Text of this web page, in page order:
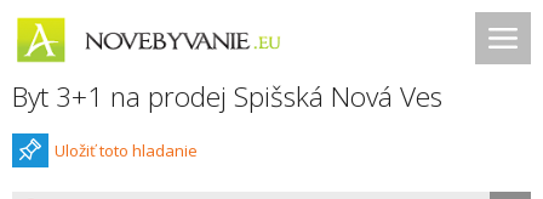
Byt 3+1 na prodej Spišská Nová Ves
Uložiť toto hladanie